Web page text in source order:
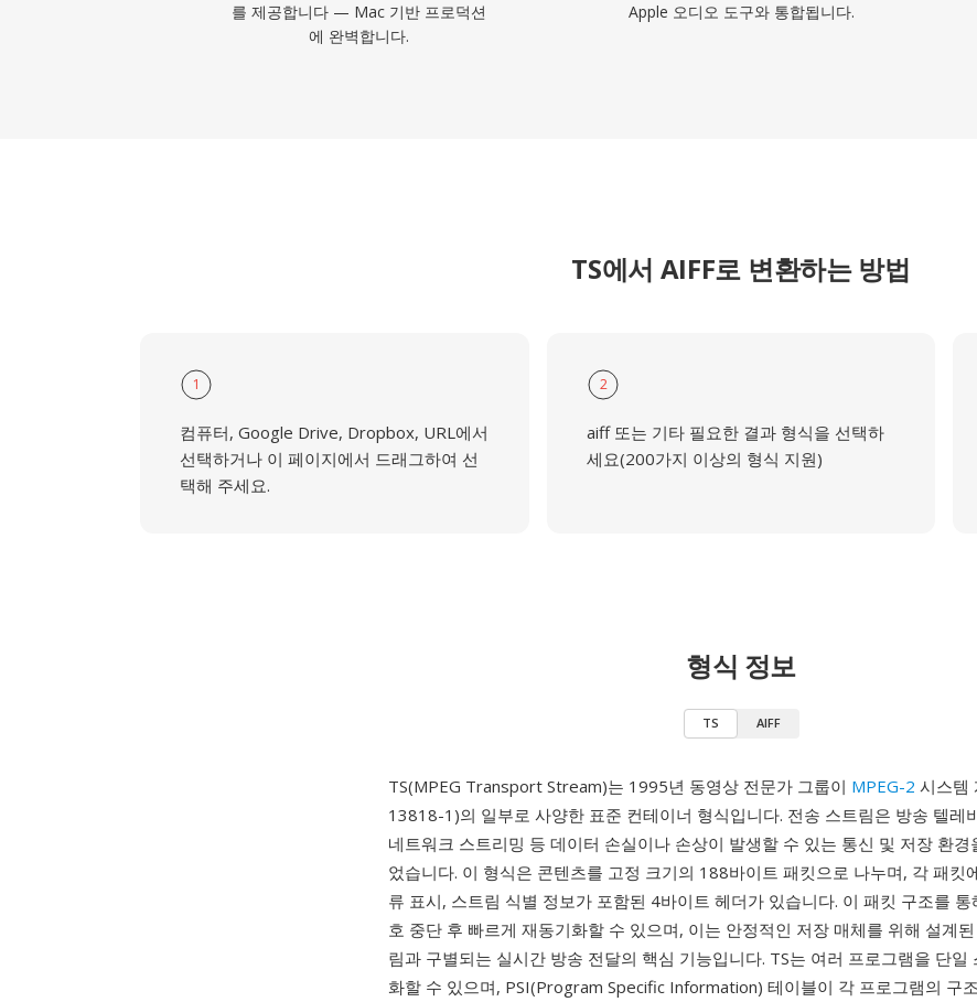
를 제공합니다 — Mac 기반 프로덕션
에 완벽합니다.
Apple 오디오 도구와 통합됩니다.
TS에서 AIFF로 변환하는 방법
1
컴퓨터, Google Drive, Dropbox, URL에서
선택하거나 이 페이지에서 드래그하여 선
택해 주세요.
2
aiff 또는 기타 필요한 결과 형식을 선택하
세요(200가지 이상의 형식 지원)
형식 정보
TS AIFF
TS(MPEG Transport Stream)는 1995년 동영상 전문가 그룹이 MPEG-2 시스템
13818-1)의 일부로 사양한 표준 컨테이너 형식입니다. 전송 스트림은 방송 텔레
네트워크 스트리밍 등 데이터 손실이나 손상이 발생할 수 있는 통신 및 저장 환경
었습니다. 이 형식은 콘텐츠를 고정 크기의 188바이트 패킷으로 나누며, 각 패킷
류 표시, 스트림 식별 정보가 포함된 4바이트 헤더가 있습니다. 이 패킷 구조를 통
호 중단 후 빠르게 재동기화할 수 있으며, 이는 안정적인 저장 매체를 위해 설계
림과 구별되는 실시간 방송 전달의 핵심 기능입니다. TS는 여러 프로그램을 단일
화할 수 있으며, PSI(Program Specific Information) 테이블이 각 프로그램의 구